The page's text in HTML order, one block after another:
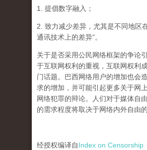
1. 提倡数字融入；
2. 致力减少差异，尤其是不同地区
通讯技术上的差异”。
关于是否采用公民网络框架的争论
于互联网权利的重视，互联网权利
门话题。巴西网络用户的增加也会
求的增加，并可能引起更多关于网
网络犯罪的辩论。人们对于媒体自
的需求程度将取决于网络内外自由的
经授权编译自Index on Censorship